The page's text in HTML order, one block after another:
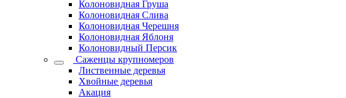
Колоновидная Груша
Колоновидная Слива
Колоновидная Черешня
Колоновидная Яблоня
Колоновидный Персик
Саженцы крупномеров
Лиственные деревья
Хвойные деревья
Акация